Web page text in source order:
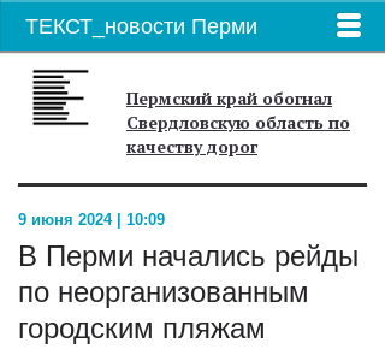
ТЕКСТ_новости Перми
Пермский край обогнал
Свердловскую область по
качеству дорог
9 июня 2024 | 10:09
В Перми начались рейды
по неорганизованным
городским пляжам